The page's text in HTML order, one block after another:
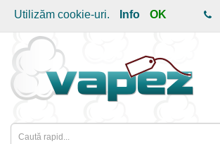
Utilizăm cookie-uri. Info OK